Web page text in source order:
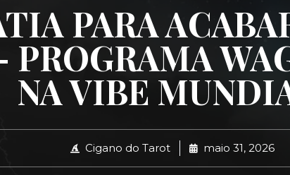
PARA
NA VIBE
Cigano do Tarot maio 31, 2026